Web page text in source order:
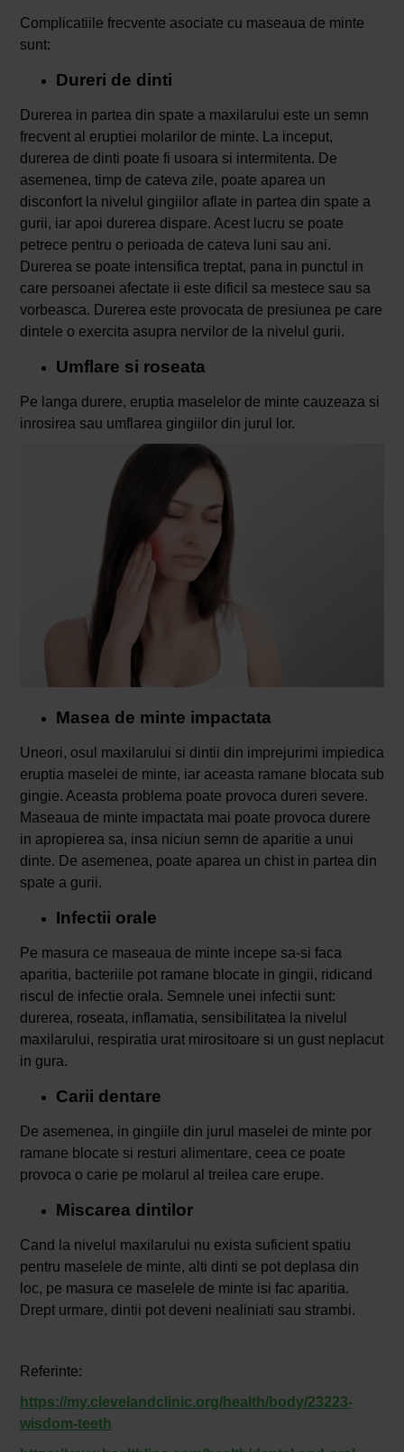
Complicatiile frecvente asociate cu maseaua de minte
sunt:
Dureri de dinti
Durerea in partea din spate a maxilarului este un semn
frecvent al eruptiei molarilor de minte. La inceput,
durerea de dinti poate fi usoara si intermitenta. De
asemenea, timp de cateva zile, poate aparea un
disconfort la nivelul gingiilor aflate in partea din spate a
gurii, iar apoi durerea dispare. Acest lucru se poate
petrece pentru o perioada de cateva luni sau ani.
Durerea se poate intensifica treptat, pana in punctul in
care persoanei afectate ii este dificil sa mestece sau sa
vorbeasca. Durerea este provocata de presiunea pe care
dintele o exercita asupra nervilor de la nivelul gurii.
Umflare si roseata
Pe langa durere, eruptia maselelor de minte cauzeaza si
inrosirea sau umflarea gingiilor din jurul lor.
Masea de minte impactata
Uneori, osul maxilarului si dintii din imprejurimi impiedica
eruptia maselei de minte, iar aceasta ramane blocata sub
gingie. Aceasta problema poate provoca dureri severe.
Maseaua de minte impactata mai poate provoca durere
in apropierea sa, insa niciun semn de aparitie a unui
dinte. De asemenea, poate aparea un chist in partea din
spate a gurii.
Infectii orale
Pe masura ce maseaua de minte incepe sa-si faca
aparitia, bacteriile pot ramane blocate in gingii, ridicand
riscul de infectie orala. Semnele unei infectii sunt:
durerea, roseata, inflamatia, sensibilitatea la nivelul
maxilarului, respiratia urat mirositoare si un gust neplacut
in gura.
Carii dentare
De asemenea, in gingiile din jurul maselei de minte por
ramane blocate si resturi alimentare, ceea ce poate
provoca o carie pe molarul al treilea care erupe.
Miscarea dintilor
Cand la nivelul maxilarului nu exista suficient spatiu
pentru maselele de minte, alti dinti se pot deplasa din
loc, pe masura ce maselele de minte isi fac aparitia.
Drept urmare, dintii pot deveni nealiniati sau strambi.
Referinte:
https://my.clevelandclinic.org/health/body/23223-
wisdom-teeth